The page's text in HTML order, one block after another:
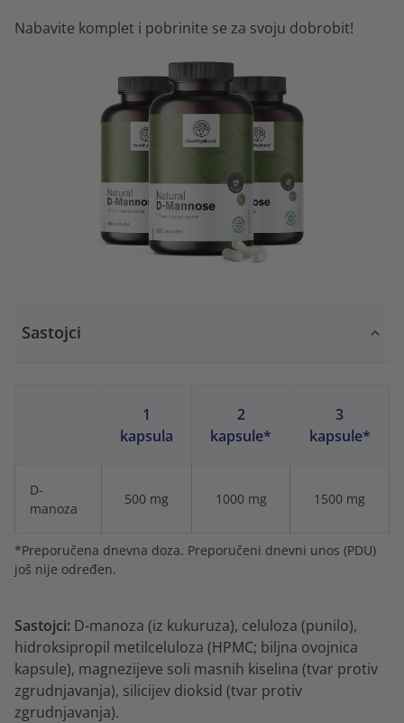
Nabavite komplet i pobrinite se za svoju dobrobit!
Sastojci
1
kapsula
2
kapsule*
3
kapsule*
D-
manoza
500 mg 1000 mg 1500 mg
*Preporučena dnevna doza. Preporučeni dnevni unos (PDU)
još nije određen.
Sastojci: D-manoza (iz kukuruza), celuloza (punilo),
hidroksipropil metilceluloza (HPMC; biljna ovojnica
kapsule), magnezijeve soli masnih kiselina (tvar protiv
zgrudnjavanja), silicijev dioksid (tvar protiv
zgrudnjavanja).